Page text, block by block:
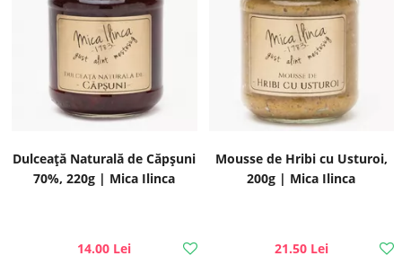
Dulceață Naturală de Căpșuni
70%, 220g | Mica Ilinca
14.00 Lei
Mousse de Hribi cu Usturoi,
200g | Mica Ilinca
21.50 Lei